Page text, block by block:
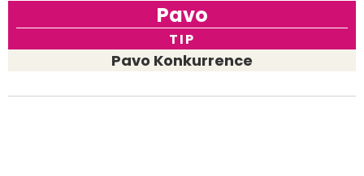
Pavo
TIP
Pavo Konkurrence